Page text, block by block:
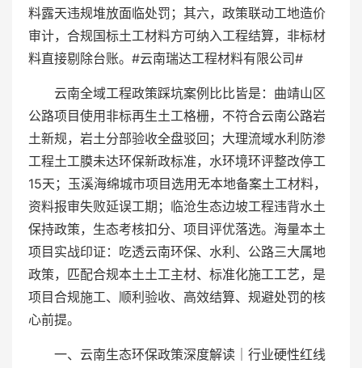
料露天违规堆放面临处罚；其六，政策联动工地造价
审计，合规国标土工材料方可纳入工程结算，非标材
料直接剔除台账。#云南瑞达工程材料有限公司#
云南全域工程政策踩坑案例比比皆是：曲靖山区
公路项目使用非标再生土工格栅，不符合云南公路岩
土新规，岩土分部验收全盘驳回；大理流域水利防渗
工程土工膜未达环保新政标准，水环境环评整改停工
15天；玉溪海绵城市项目选用无本地备案土工材料，
资料报审失败延误工期；临沧生态边坡工程违背水土
保持政策，生态考核扣分、项目评优落选。海量本土
项目实战印证：吃透云南环保、水利、公路三大属地
政策，匹配合规本土土工主材、标准化施工工艺，是
项目合规施工、顺利验收、高效结算、规避处罚的核
心前提。
一、云南生态环保政策深度解读｜行业硬性红线